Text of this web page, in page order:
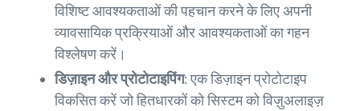
विशिष्ट आवश्यकताओं की पहचान करने के लिए अपनी
व्यावसायिक प्रक्रियाओं और आवश्यकताओं का गहन
विश्लेषण करें।
डिज़ाइन और प्रोटोटाइपिंग:एक डिज़ाइन प्रोटोटाइप
विकसित करें जो हितधारकों को सिस्टम को विज़ुअलाइज़